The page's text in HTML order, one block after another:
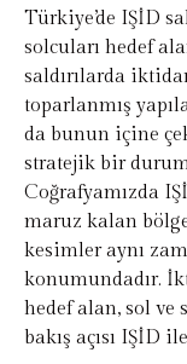
Türkiye’de IŞİD
solcuları hedef
saldırılarda
toparlanmış
da bunun içine
stratejik bir
Coğrafyamızda
maruz kalan
kesimler aynı
konumundadır.
hedef alan, sol ve
bakış açısı IŞİD